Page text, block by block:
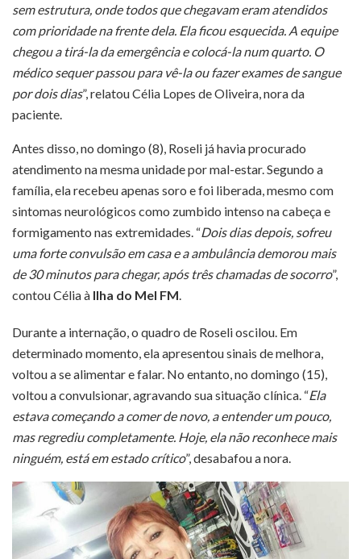
sem estrutura, onde todos que chegavam eram atendidos
com prioridade na frente dela. Ela ficou esquecida. A equipe
chegou a tirá-la da emergência e colocá-la num quarto. O
médico sequer passou para vê-la ou fazer exames de sangue
por dois dias”, relatou Célia Lopes de Oliveira, nora da
paciente.
Antes disso, no domingo (8), Roseli já havia procurado
atendimento na mesma unidade por mal-estar. Segundo a
família, ela recebeu apenas soro e foi liberada, mesmo com
sintomas neurológicos como zumbido intenso na cabeça e
formigamento nas extremidades. “Dois dias depois, sofreu
uma forte convulsão em casa e a ambulância demorou mais
de 30 minutos para chegar, após três chamadas de socorro”,
contou Célia à Ilha do Mel FM
Durante a internação, o quadro de Roseli oscilou. Em
determinado momento, ela apresentou sinais de melhora,
voltou a se alimentar e falar. No entanto, no domingo (15),
voltou a convulsionar, agravando sua situação clínica. “Ela
estava começando a comer de novo, a entender um pouco,
mas regrediu completamente. Hoje, ela não reconhece mais
ninguém, está em estado crítico”, desabafou a nora.